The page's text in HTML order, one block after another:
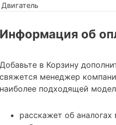
Двигатель
Информация об
Добавьте в Корзину
свяжется менеджер
наиболее подходящей
расскажет об